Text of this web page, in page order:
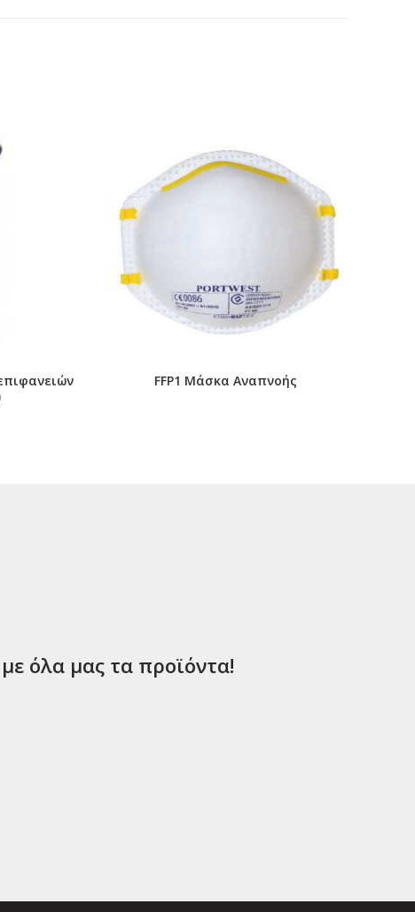
FFP1 Μάσκα Αναπνοής
όλα μας τα προϊόντα!